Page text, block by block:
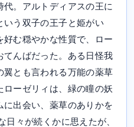
。アルトディアスの王に
いう双子の王子と姫がい
む穏やかな性質で、ロー
てんばだった。ある日怪我
翼とも言われる万能の薬草
ローゼリィは、緑の瞳の妖
出会い、薬草のありかを
々が続くかに思えたが、